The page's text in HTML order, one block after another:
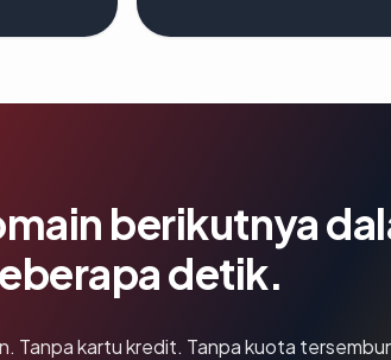
berikutnya
detik.
Tanpa kartu kredit. Tanpa kuota